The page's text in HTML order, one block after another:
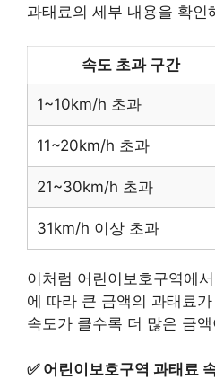
과태료의 세부 내용을 확인
속도 초과 구간
1~10km/h 초과
11~20km/h 초과
21~30km/h 초과
31km/h 이상 초과
이처럼 어린이보호구역에
에 따라 큰 금액의 과태료
속도가 클수록 더 많은 금
✅ 어린이보호구역 과태료